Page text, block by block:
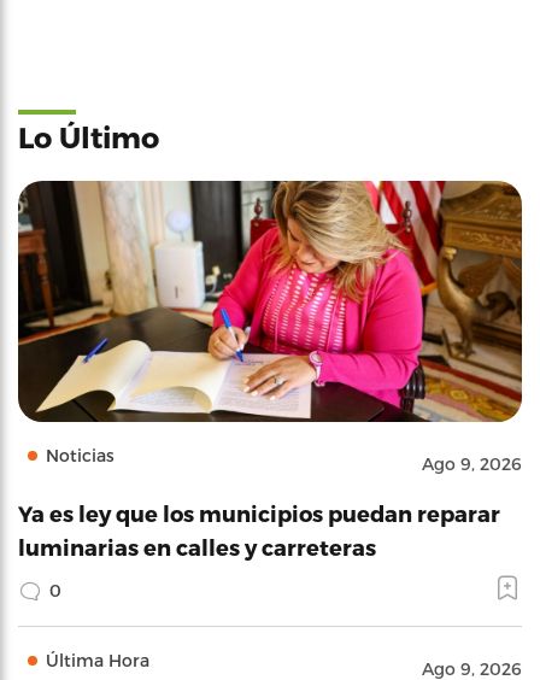
Lo Último
Noticias Ago 9, 2026
Ya es ley que los municipios puedan reparar
luminarias en calles y carreteras
0
Última Hora Ago 9, 2026